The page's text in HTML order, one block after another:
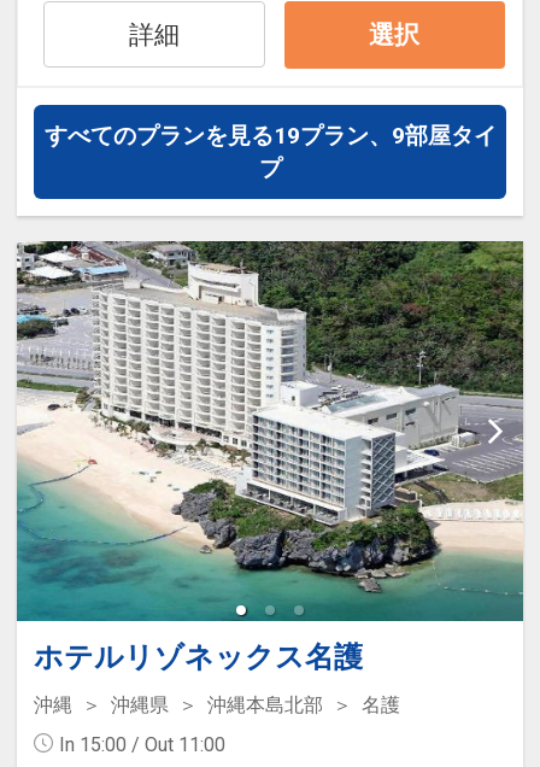
ンセット”のご案内■
サンセットの時間に合わせ、黄金色に染
るサックスの音色をお楽しみいただけま
す。
■ご朝食のご案内■
【カフェテラス「ラ・ティーダ」／洋食
ブッフェ】
テラス席では美しい海を眺めながら、ブ
ッフェで多彩なお料理をお楽しみいただ
けます。
※事前の予告なく変更となる場合がござ
います。予めご了承ください。
■チェックアウト11：00■
【小さなお子様とご宿泊されるお客様
へ】
在いただけるよう、貸出アイテムとして
ベッドガードやベッドスペーサー等、各
種備品を用意しております。
■チェックイン14：00～■
美しい海を臨むロビーにてチェックイン
のお手続き。ウェルカムドリンクもご用
意しております。
■デラックスナチュラルタイプでのご滞
居心地の良いナチュラルなインテリアで
整えられたスタンダードルーム。
■アクティビティのご案内■
約760ｍもの白い砂浜が続く美しいビー
チや、屋内外に設けられたプール、優雅
なクルージングメニュー等、多彩なアク
ティビティでリゾートヴァカンスをいっ
そう楽しく彩ります。
ビーチ（通年営業）／屋外プール（4-10
月）／屋内プール（通年営業）
■サックスの生演奏”サウンド・オブ・サ
サンセットの時間に合わせ、黄金色に染
まった南国の風景とともに、心に染み入
詳細 選択
すべてのプランを見る19プラン、9部屋タイ
プ
ホテルリゾネックス名護
沖縄 沖縄県 沖縄本島北部
名護
In 15:00 / Out 11:00